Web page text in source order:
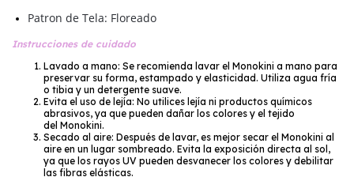
Patron de Tela: Floreado
Instrucciones de cuidado
Lavado a mano: Se recomienda lavar el Monokini a mano para
preservar su forma, estampado y elasticidad. Utiliza agua fría
o tibia y un detergente suave.
Evita el uso de lejía: No utilices lejía ni productos químicos
abrasivos, ya que pueden dañar los colores y el tejido
del Monokini.
Secado al aire: Después de lavar, es mejor secar el Monokini al
aire en un lugar sombreado. Evita la exposición directa al sol,
ya que los rayos UV pueden desvanecer los colores y debilitar
las fibras elásticas.